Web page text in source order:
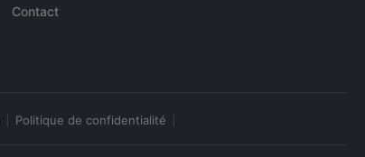
Contact
Politique de confidentialité